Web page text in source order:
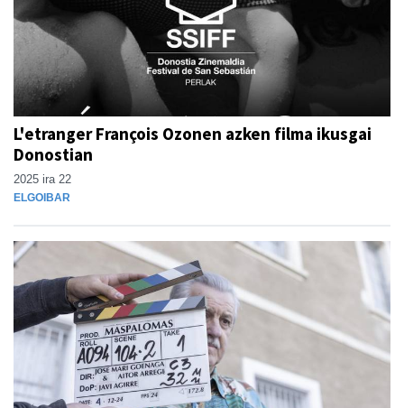
L'etranger François Ozonen azken filma ikusgai
Donostian
2025 ira 22
ELGOIBAR